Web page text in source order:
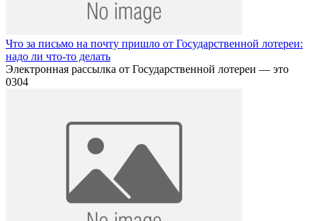
Что за письмо на почту пришло от Государственной лотереи:
надо ли что-то делать
Электронная рассылка от Государственной лотереи — это
0304